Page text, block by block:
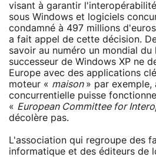
visant à garantir
sous Windows et logiciels
condamné à 497 millions
a fait appel de cette décision.
savoir au numéro un mondial du
successeur de Windows XP ne
Europe avec des applications
moteur « maison » par exemple,
concurrentielle puisse
« European Committee for
décolère pas.
L'association qui regroupe des
informatique et des éditeurs de